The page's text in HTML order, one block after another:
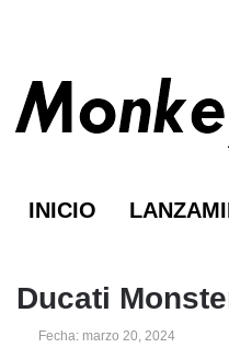
INICIO
Ducati
Fecha: marzo 20, 2024